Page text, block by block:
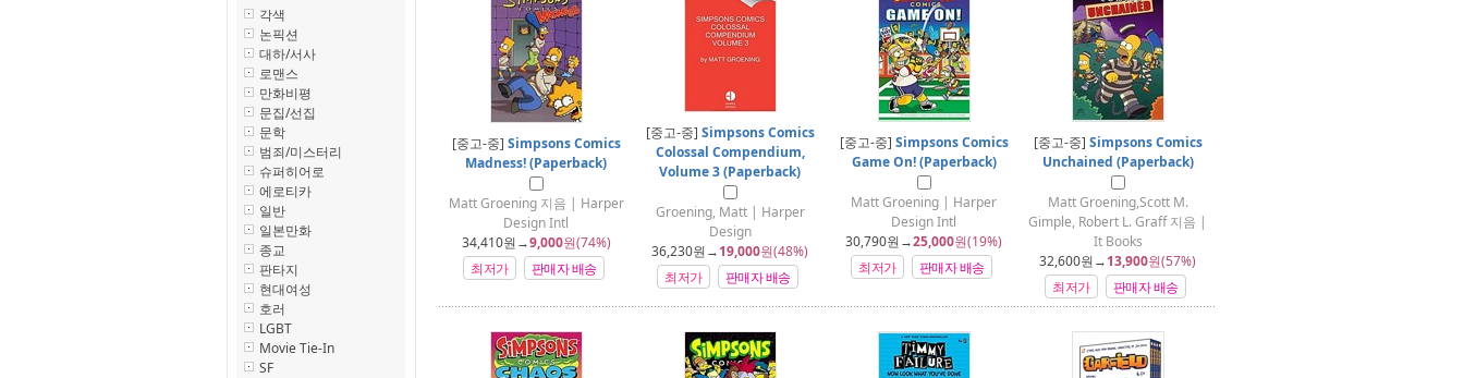
각색
논픽션
대하/서사
로맨스
만화비평
문집/선집
문학
범죄/미스터리
슈퍼히어로
에로티카
일반
일본만화
종교
판타지
현대여성
호러
LGBT
Movie Tie-In
SF
[중고-중] Simpsons Comics
Madness! (Paperback)
Matt Groening 지음 | Harper
Design Intl
34,410원→9,000원(74%)
최저가
판매자 배송
[중고-중] Simpsons Comics
Colossal Compendium,
Volume 3 (Paperback)
Groening, Matt | Harper
Design
36,230원→19,000원(48%)
최저가
판매자 배송
[중고-중] Simpsons Comics
Game On! (Paperback)
Matt Groening | Harper
Design Intl
30,790원→25,000원(19%)
최저가
판매자 배송
[중고-중] Simpsons Comics
Unchained (Paperback)
Matt Groening,Scott M.
Gimple, Robert L. Graff 지음 |
It Books
32,600원→13,900원(57%)
최저가
판매자 배송